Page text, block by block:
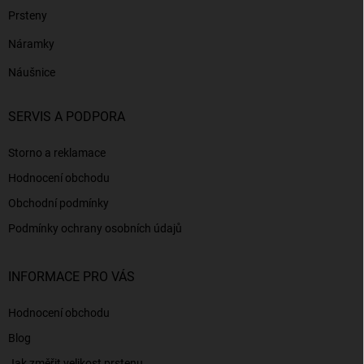
Prsteny
Náramky
Náušnice
SERVIS A PODPORA
Storno a reklamace
Hodnocení obchodu
Obchodní podmínky
Podmínky ochrany osobních údajů
INFORMACE PRO VÁS
Hodnocení obchodu
Blog